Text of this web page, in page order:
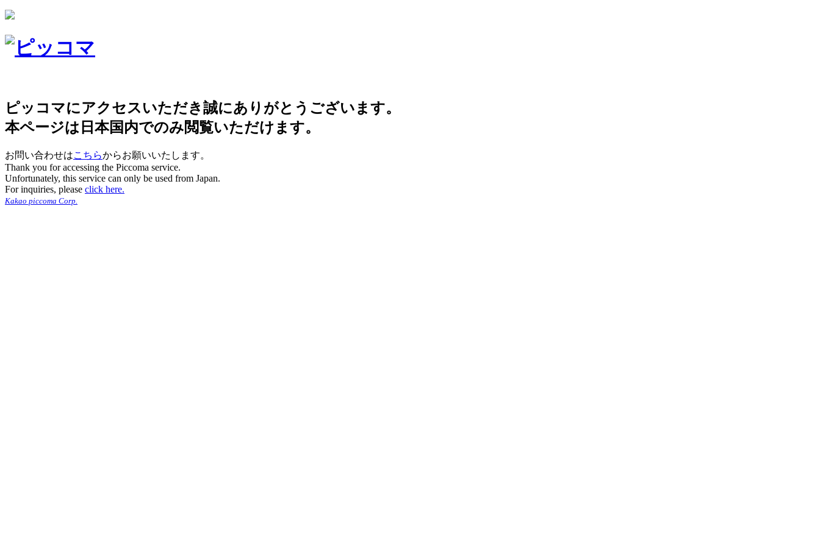
ピッコマにアクセスいただき誠にありがとうございます。
本ページは日本国内でのみ閲覧いただけます。
お問い合わせはこちらからお願いいたします。
Thank you for accessing the Piccoma service.
Unfortunately, this service can only be used from Japan.
For inquiries, please click here.
Kakao piccoma Corp.